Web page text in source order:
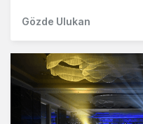
Gözde Ulukan